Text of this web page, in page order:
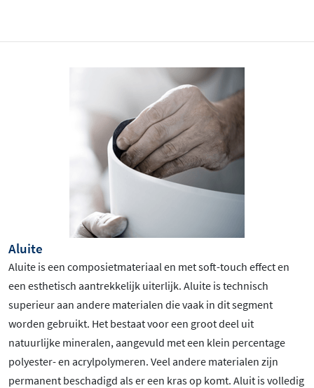
Aluite
Aluite is een composietmateriaal en met soft-touch effect en
een esthetisch aantrekkelijk uiterlijk. Aluite is technisch
superieur aan andere materialen die vaak in dit segment
worden gebruikt. Het bestaat voor een groot deel uit
natuurlijke mineralen, aangevuld met een klein percentage
polyester- en acrylpolymeren. Veel andere materialen zijn
permanent beschadigd als er een kras op komt. Aluit is volledig